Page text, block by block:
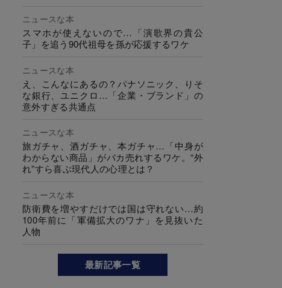
ニュースな本
スマホが使えないので…「演歌界の貴公
子」を追う90代祖母を孫が応援するワケ
ニュースな本
え、こんなにあるの？パナソニック、りそ
な銀行、ユニクロ…「企業・ブランド」の
意外すぎる共通点
ニュースな本
旅ガチャ、酒ガチャ、本ガチャ…「中身が
わからない商品」がバカ売れするワケ。“外
れ”すら喜ぶ現代人の心理とは？
ニュースな本
防衛費を増やすだけでは国は守れない…約
100年前に「軍備拡大のワナ」を見抜いた
人物
最新記事一覧